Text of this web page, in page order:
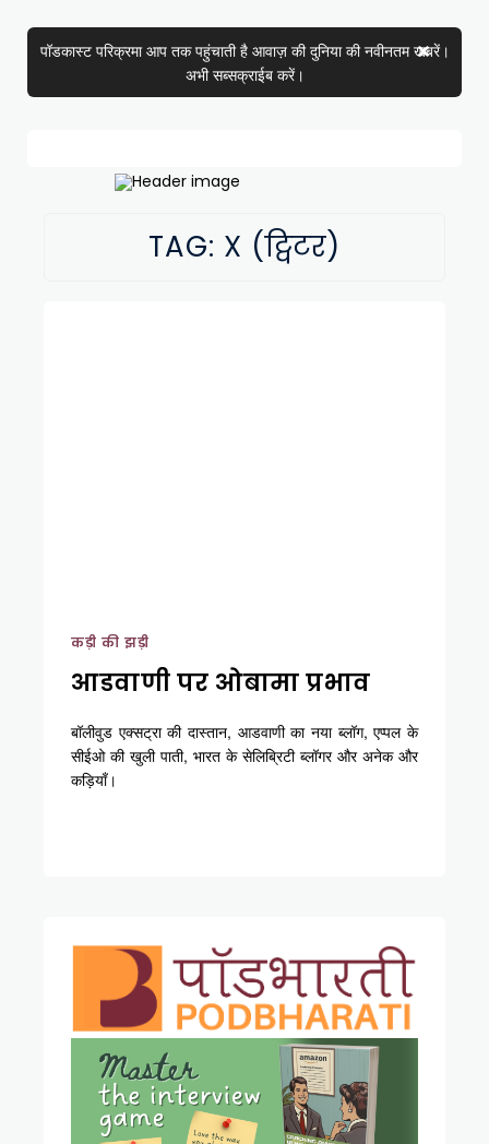
पॉडकास्ट परिक्रमा आप तक पहुंचाती है आवाज़ की दुनिया की नवीनतम खबरें।
अभी सब्सक्राईब करें।
TAG: X (ट्विटर)
कड़ी की झड़ी
आडवाणी पर ओबामा प्रभाव
बॉलीवुड एक्सट्रा की दास्तान, आडवाणी का नया ब्लॉग, एप्पल के
सीईओ की खुली पाती, भारत के सेलिब्रिटी ब्लॉगर और अनेक और
कड़ियाँ।